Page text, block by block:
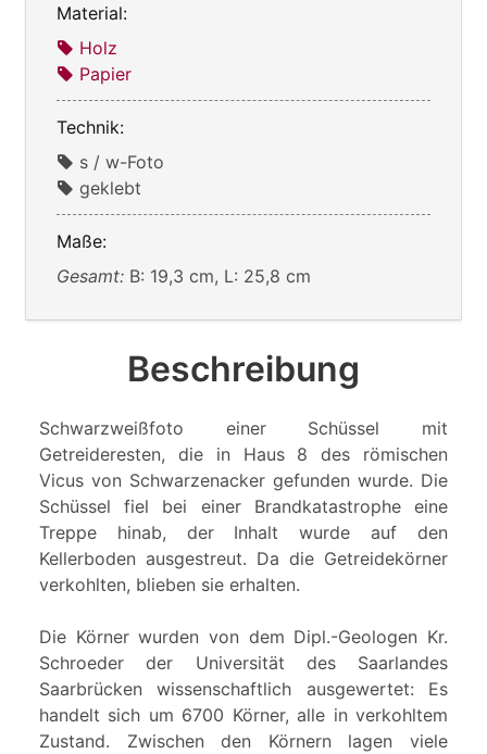
Material:
Holz
Papier
Technik:
s / w-Foto
geklebt
Maße:
Gesamt: B: 19,3 cm, L: 25,8 cm
Beschreibung
Schwarzweißfoto einer Schüssel mit
Getreideresten, die in Haus 8 des römischen
Vicus von Schwarzenacker gefunden wurde. Die
Schüssel fiel bei einer Brandkatastrophe eine
Treppe hinab, der Inhalt wurde auf den
Kellerboden ausgestreut. Da die Getreidekörner
verkohlten, blieben sie erhalten.
Die Körner wurden von dem Dipl.-Geologen Kr.
Schroeder der Universität des Saarlandes
Saarbrücken wissenschaftlich ausgewertet: Es
handelt sich um 6700 Körner, alle in verkohltem
Zustand. Zwischen den Körnern lagen viele